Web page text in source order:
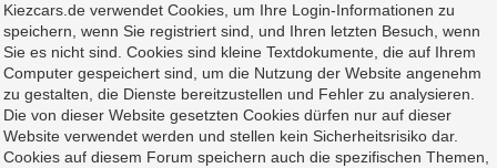
Kiezcars.de verwendet Cookies, um Ihre Login-Informationen zu
speichern, wenn Sie registriert sind, und Ihren letzten Besuch, wenn
Sie es nicht sind. Cookies sind kleine Textdokumente, die auf Ihrem
Computer gespeichert sind, um die Nutzung der Website angenehm
zu gestalten, die Dienste bereitzustellen und Fehler zu analysieren.
Die von dieser Website gesetzten Cookies dürfen nur auf dieser
Website verwendet werden und stellen kein Sicherheitsrisiko dar.
Cookies auf diesem Forum speichern auch die spezifischen Themen,